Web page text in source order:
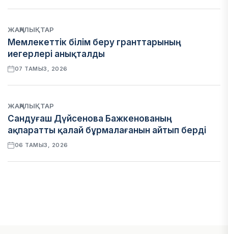
ЖАҢАЛЫҚТАР
Мемлекеттік білім беру гранттарының
иегерлері анықталды
07 ТАМЫЗ, 2026
ЖАҢАЛЫҚТАР
Сандуғаш Дүйсенова Бажкенованың
ақпаратты қалай бұрмалағанын айтып берді
06 ТАМЫЗ, 2026